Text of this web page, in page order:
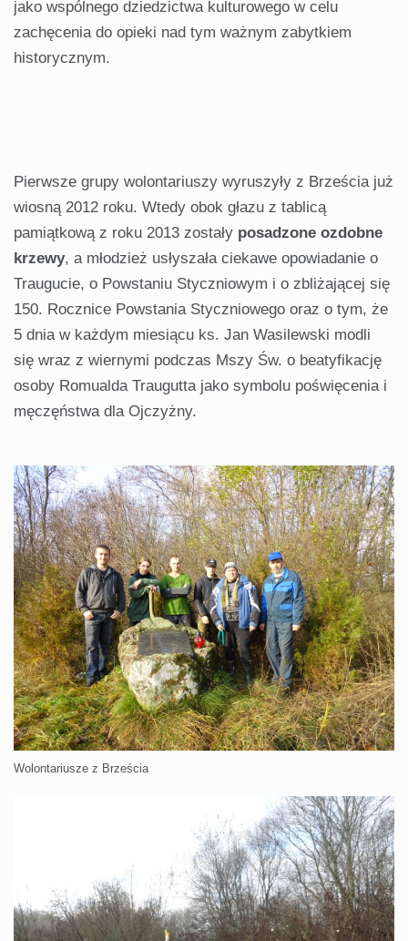
jako wspólnego dziedzictwa kulturowego w celu
zachęcenia do opieki nad tym ważnym zabytkiem
historycznym.
Pierwsze grupy wolontariuszy wyruszyły z Brześcia już
wiosną 2012 roku. Wtedy obok głazu z tablicą
pamiątkową z roku 2013 zostały posadzone ozdobne
krzewy, a młodzież usłyszała ciekawe opowiadanie o
Traugucie, o Powstaniu Styczniowym i o zbliżającej się
150. Rocznice Powstania Styczniowego oraz o tym, że
5 dnia w każdym miesiącu ks. Jan Wasilewski modli
się wraz z wiernymi podczas Mszy Św. o beatyfikację
osoby Romualda Traugutta jako symbolu poświęcenia i
męczęństwa dla Ojczyżny.
Wolontariusze z Brześcia